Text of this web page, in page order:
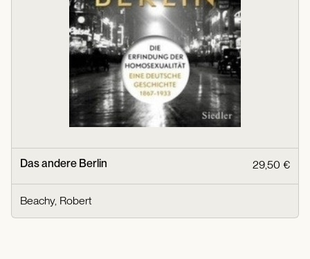
Das andere Berlin 29,50 €
Beachy, Robert